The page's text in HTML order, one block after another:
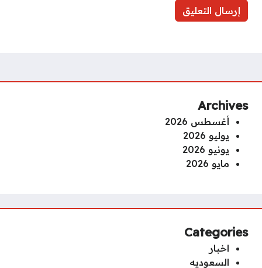
Archives
أغسطس 2026
يوليو 2026
يونيو 2026
مايو 2026
Categories
اخبار
السعوديه